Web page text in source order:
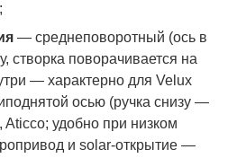
— среднеповоротный (ось в
створка поворачивается на
— характерно для Velux
осью (ручка снизу —
удобно при низком
и solar-открытие —